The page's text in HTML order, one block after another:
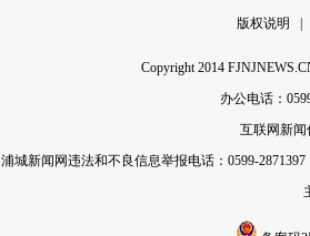
版权说明
Copyright 2014
办公电话：
互联网新闻
浦城新闻网违法和不良信息举报电话：0599-